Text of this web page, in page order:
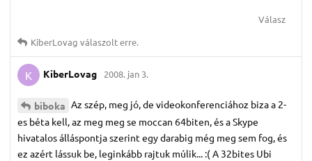
Válasz
KiberLovag válaszolt erre.
K KiberLovag 2008. jan 3.
biboka Az szép, meg jó, de videokonferenciához biza a 2-
es béta kell, az meg meg se moccan 64biten, és a Skype
hivatalos álláspontja szerint egy darabig még meg sem fog, és
ez azért lássuk be, leginkább rajtuk múlik... :( A 32bites Ubi